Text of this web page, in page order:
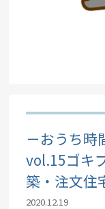
－おうち時
vol.15ゴキ
築・注文住
2020.12.19